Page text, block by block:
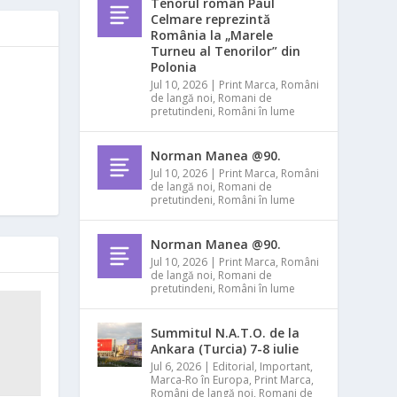
Celmare reprezintă
România la „Marele
Turneu al Tenorilor” din
Polonia
Jul 10, 2026 | Print Marca, Români
de langă noi, Romani de
pretutindeni, Români în lume
Norman Manea @90.
Jul 10, 2026 | Print Marca, Români
de langă noi, Romani de
pretutindeni, Români în lume
Norman Manea @90.
Jul 10, 2026 | Print Marca, Români
de langă noi, Romani de
pretutindeni, Români în lume
Summitul N.A.T.O. de la
Ankara (Turcia) 7-8 iulie
Jul 6, 2026 | Editorial, Important,
Marca-Ro în Europa, Print Marca,
Români de langă noi, Romani de